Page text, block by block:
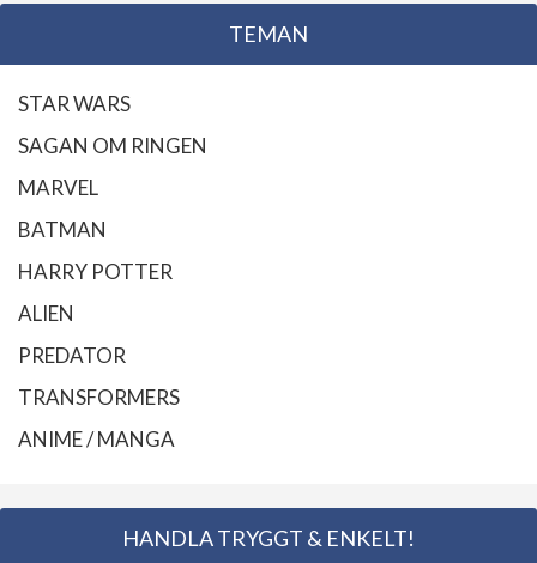
TEMAN
STAR WARS
SAGAN OM RINGEN
MARVEL
BATMAN
HARRY POTTER
ALIEN
PREDATOR
TRANSFORMERS
ANIME / MANGA
HANDLA TRYGGT & ENKELT!